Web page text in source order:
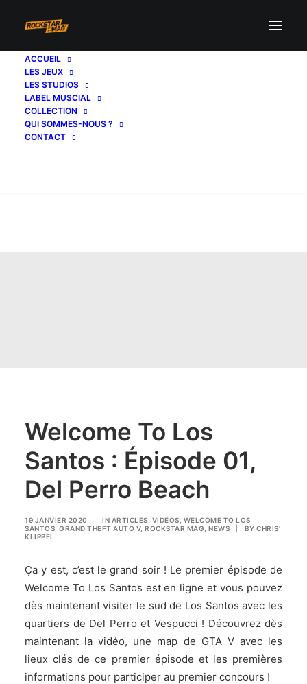
ACCUEIL
LES JEUX
LES STUDIOS
LABEL MUSCIAL
COLLECTION
QUI SOMMES-NOUS ?
CONTACT
Welcome To Los
Santos : Épisode 01,
Del Perro Beach
19 JANVIER 2020 IN ARTICLES VIDÉOS WELCOME TO LOS
SANTOS GRAND THEFT AUTO V, ROCKSTAR MAG NEWS BY CHRIS'
KLIPPEL
Ça y est, c’est le grand soir ! Le premier épisode de
Welcome To Los Santos est en ligne et vous pouvez
dès maintenant visiter le sud de Los Santos avec les
quartiers de Del Perro et Vespucci ! Découvrez dès
maintenant la vidéo, une map de GTA V avec les
lieux clés de ce premier épisode et les premières
informations pour participer au premier concours !